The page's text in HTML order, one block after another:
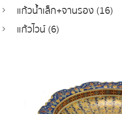
แก้วน้ำเล็ก+จานรอง (16)
แก้วไวน์ (6)